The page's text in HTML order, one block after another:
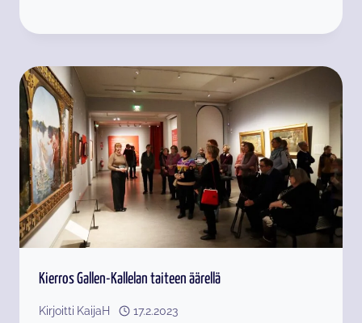
Kierros Gallen-Kallelan taiteen äärellä
Kirjoitti KaijaH 17.2.2023